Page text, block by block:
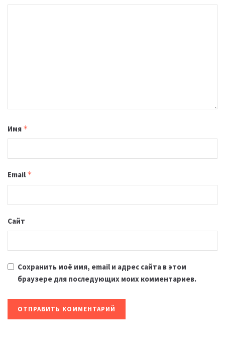
Имя *
Email *
Сайт
Сохранить моё имя, email и адрес сайта в этом
браузере для последующих моих комментариев.